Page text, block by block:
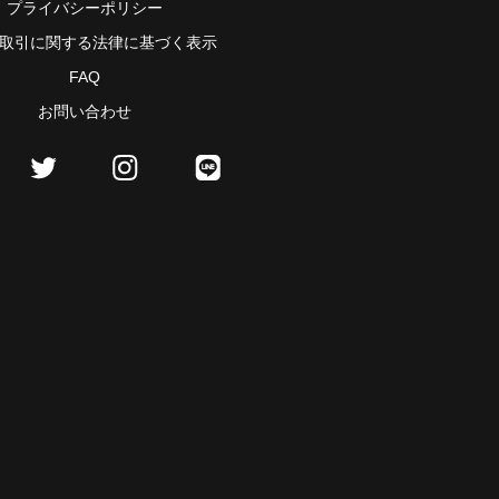
プライバシーポリシー
引に関する法律に基づく表示
FAQ
お問い合わせ